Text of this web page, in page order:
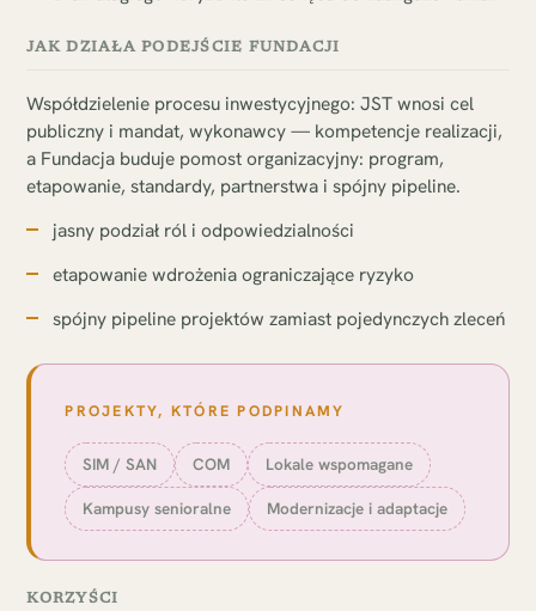
JAK DZIAŁA PODEJŚCIE FUNDACJI
Współdzielenie procesu inwestycyjnego: JST wnosi cel
publiczny i mandat, wykonawcy — kompetencje realizacji,
a Fundacja buduje pomost organizacyjny: program,
etapowanie, standardy, partnerstwa i spójny pipeline.
jasny podział ról i odpowiedzialności
etapowanie wdrożenia ograniczające ryzyko
spójny pipeline projektów zamiast pojedynczych zleceń
PROJEKTY, KTÓRE PODPINAMY
SIM / SAN COM Lokale wspomagane
Kampusy senioralne Modernizacje i adaptacje
KORZYŚCI